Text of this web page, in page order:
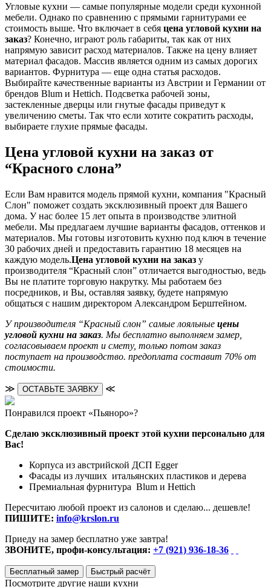
Угловые кухни — самые популярные модели среди кухонной
мебели. Однако по сравнению с прямыми гарнитурами ее
стоимость выше. Что включает в себя цена угловой кухни на
заказ? Конечно, играют роль габариты, так как от них
напрямую зависит расход материалов. Также на цену влияет
материал фасадов. Массив является одним из самых дорогих
вариантов. Фурнитура — еще одна статья расходов.
Выбирайте качественные варианты из Австрии и Германии от
брендов Blum и Hettich. Подсветка рабочей зоны,
застекленные дверцы или гнутые фасады приведут к
увеличению сметы. Так что если хотите сократить расходы,
выбираете глухие прямые фасады.
Цена угловой кухни на заказ от
“Красного слона”
Если Вам нравится модель прямой кухни, компания "Красный
Слон" поможет создать эксклюзивный проект для Вашего
дома. У нас более 15 лет опыта в производстве элитной
мебели. Мы предлагаем лучшие варианты фасадов, оттенков и
материалов. Мы готовы изготовить кухню под ключ в течение
30 рабочих дней и предоставить гарантию 18 месяцев на
каждую модель.Цена угловой кухни на заказ у
производителя “Красный слон” отличается выгодностью, ведь
Вы не платите торговую накрутку. Мы работаем без
посредников, и Вы, оставляя заявку, будете напрямую
общаться с нашим директором Александром Берштейном.
У производителя “Красный слон” самые лояльные цены
угловой кухни на заказ. Мы бесплатно выполняем замер,
согласовываем проект и смету, только потом заказ
поступает на производство. предоплата составит 70% от
стоимости.
≫ ОСТАВЬТЕ ЗАЯВКУ ≪
Понравился проект «Пьяноро»?
Сделаю эксклюзивный проект этой кухни персонально для
Вас!
Корпуса из австрийской ДСП Egger
Фасады из лучших итальянских пластиков и дерева
Премиальная фурнитура Blum и Hettich
Пересчитаю любой проект из салонов и сделаю... дешевле!
ПИШИТЕ: info@krslon.ru
Приеду на замер бесплатно уже завтра!
ЗВОНИТЕ, профи-консультация: +7 (921) 936-18-36
Бесплатный замер Быстрый расчёт
Посмотрите другие наши кухни